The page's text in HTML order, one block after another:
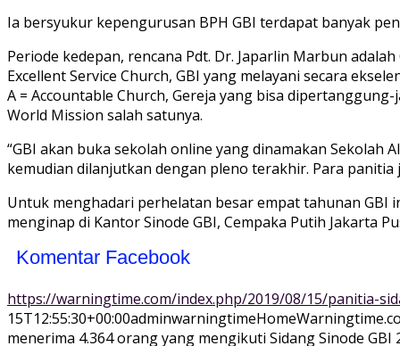
Ia bersyukur kepengurusan BPH GBI terdapat banyak
Periode kedepan, rencana Pdt. Dr. Japarlin Marbun
Excellent Service Church, GBI yang melayani secara
A = Accountable Church, Gereja yang bisa
World Mission salah satunya.
“GBI akan buka sekolah online yang dinamakan Sekolah
kemudian dilanjutkan dengan pleno terakhir. Para panitia
Untuk menghadari perhelatan besar empat tahunan GBI
menginap di Kantor Sinode GBI, Cempaka Putih Jakarta
Komentar Facebook
https://warningtime.com/index.php/2019/08/15/panitia-
15T12:55:30+00:00adminwarningtimeHome
menerima 4.364 orang yang mengikuti Sidang Sinode